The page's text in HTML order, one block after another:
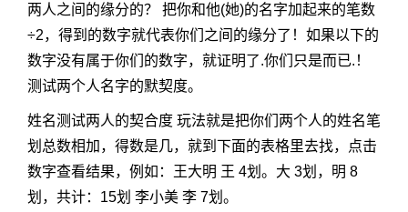
两人之间的缘分的？ 把你和他(她)的名字加起来的笔数
÷2，得到的数字就代表你们之间的缘分了！如果以下的
数字没有属于你们的数字，就证明了.你们只是而已.！
测试两个人名字的默契度。
姓名测试两人的契合度 玩法就是把你们两个人的姓名笔
划总数相加，得数是几，就到下面的表格里去找，点击
数字查看结果，例如：王大明 王 4划。大 3划，明 8
划，共计：15划 李小美 李 7划。